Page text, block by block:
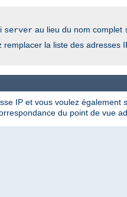
server au lieu du nom complet
la liste des adresses
IP et vous voulez
du point de vue